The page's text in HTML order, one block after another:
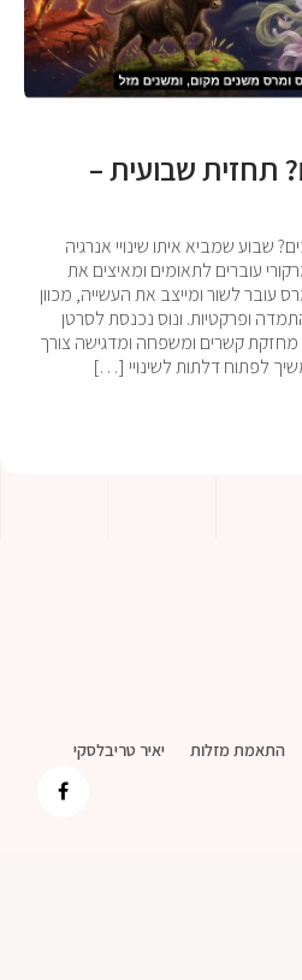
תחזית שבועית –
שבוע שמביא איתו שינויי אנרגיה
עוברים לתאומים ומאיצים את
לשור ומייצב את העשייה, מכוון
ופרקטיות. ונוס נכנסת לסרטן
מחזקת קשרים ומשפחה ומדגישה צורך
לפתוח דלתות לשינויי […]
התאמת מזלות יאיר טריבלסקי